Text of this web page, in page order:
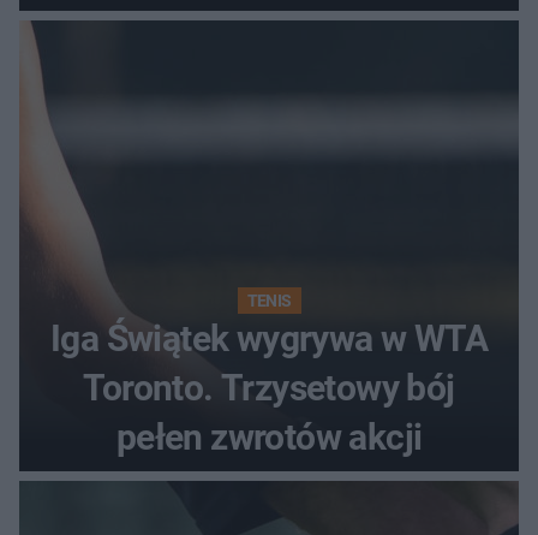
TENIS
Iga Świątek wygrywa w WTA
Toronto. Trzysetowy bój
pełen zwrotów akcji